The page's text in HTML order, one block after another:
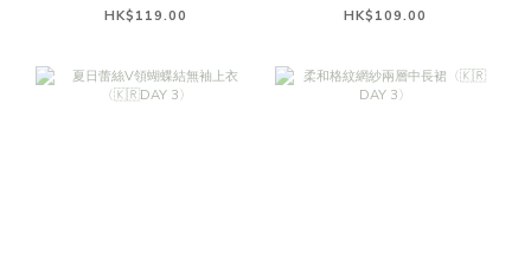
HK$119.00 HK$109.00